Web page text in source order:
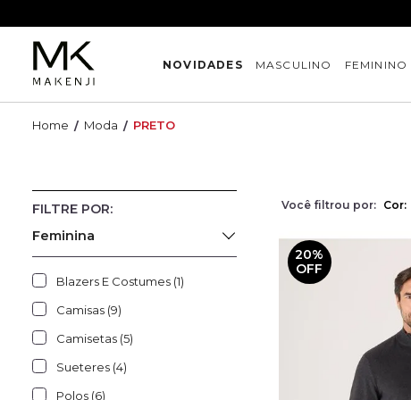
NOVIDADES MASCULINO FEMININO
Moda PRETO
Feminina
Blazers E Costumes (1)
Camisas (9)
Camisetas (5)
Sueteres (4)
Polos (6)
Você filtrou por: Cor:
20%
OFF